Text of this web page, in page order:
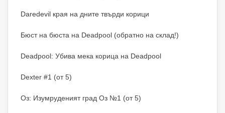
Daredevil края на дните твърди корици
Бюст на бюста на Deadpool (обратно на склад!)
Deadpool: Убива мека корица на Deadpool
Dexter #1 (от 5)
Оз: Изумруденият град Оз №1 (от 5)